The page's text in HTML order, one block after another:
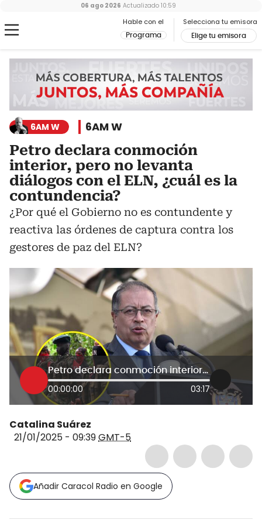
Hable con el
Programa
Selecciona tu emisora
Elige tu emisora
06 ago 2026 Actualizado 10:59
6AM W 6AM W
Petro declara conmoción
interior, pero no levanta
diálogos con el ELN, ¿cuál es la
contundencia?
¿Por qué el Gobierno no es contundente y
reactiva las órdenes de captura contra los
gestores de paz del ELN?
Petro declara conmoción interior, pero no levanta diálogos con el ELN, ¿cuál es la contundencia?
00:00:00 03:17
Catalina Suárez
21/01/2025 - 09:39GMT-5
Añadir Caracol Radio en Google